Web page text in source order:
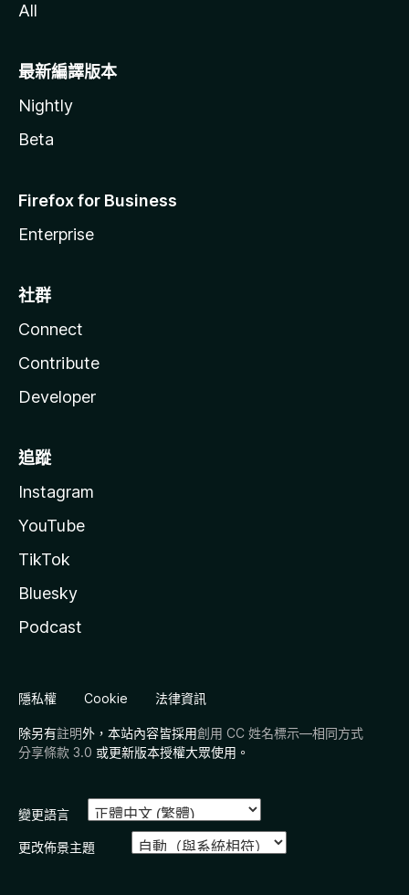
All
最新編譯版本
Nightly
Beta
Firefox for Business
Enterprise
社群
Connect
Contribute
Developer
追蹤
Instagram
YouTube
TikTok
Bluesky
Podcast
隱私權 Cookie 法律資訊
除另有註明外，本站內容皆採用創用 CC 姓名標示—相同方式
分享條款 3.0 或更新版本授權大眾使用。
變更語言
更改佈景主題